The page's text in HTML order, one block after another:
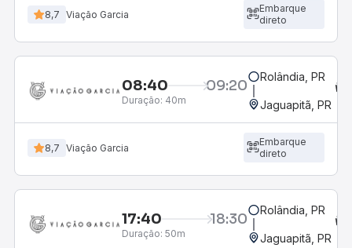
8,7 Viação Garcia
Embarque
direto
08:40 09:20
Duração: 40m
Rolândia, PR
Jaguapitã, PR
8,7 Viação Garcia
Embarque
direto
17:40 18:30
Duração: 50m
Rolândia, PR
Jaguapitã, PR